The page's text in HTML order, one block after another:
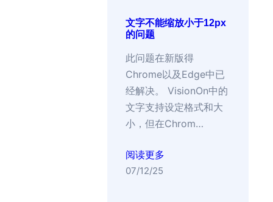
文字不能缩放小于12px
的问题
此问题在新版得
Chrome以及Edge中已
经解决。 VisionOn中的
文字支持设定格式和大
小，但在Chrom…
阅读更多
07/12/25